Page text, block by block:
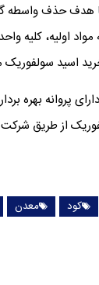
هدف حذف واسطه
اولیه، کلیه
اسید
پروانه بهره
از طریق شرکت
کود معدن